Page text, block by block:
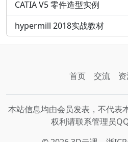
CATIA V5 零件造型实例
hypermill 2018实战教材
首页 交流
本站信息均由会员发表，不代表
权利请联系管理员